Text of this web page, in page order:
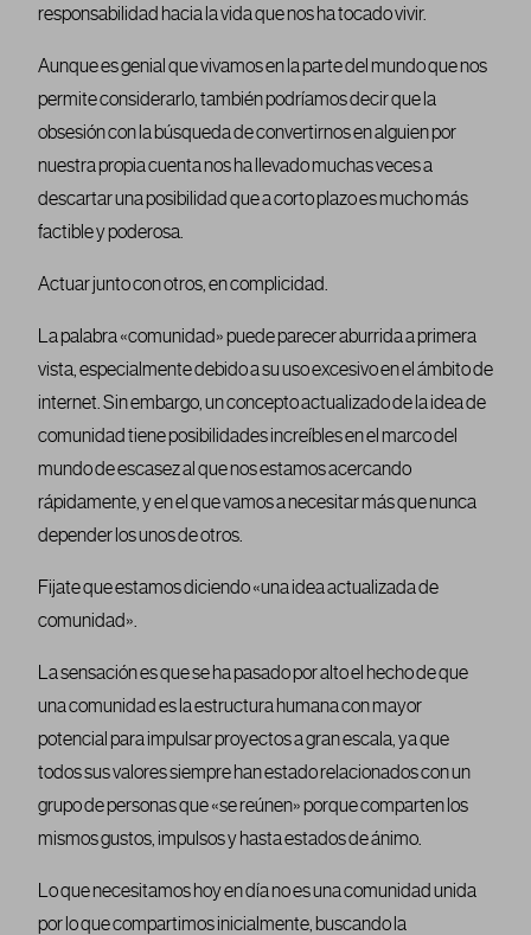
responsabilidad hacia la vida que nos ha tocado vivir.
Aunque es genial que vivamos en la parte del mundo que nos
permite considerarlo, también podríamos decir que la
obsesión con la búsqueda de convertirnos en alguien por
nuestra propia cuenta nos ha llevado muchas veces a
descartar una posibilidad que a corto plazo es mucho más
factible y poderosa.
Actuar junto con otros, en complicidad.
La palabra «comunidad» puede parecer aburrida a primera
vista, especialmente debido a su uso excesivo en el ámbito de
internet. Sin embargo, un concepto actualizado de la idea de
comunidad tiene posibilidades increíbles en el marco del
mundo de escasez al que nos estamos acercando
rápidamente, y en el que vamos a necesitar más que nunca
depender los unos de otros.
Fijate que estamos diciendo «una idea actualizada de
comunidad».
La sensación es que se ha pasado por alto el hecho de que
una comunidad es la estructura humana con mayor
potencial para impulsar proyectos a gran escala, ya que
todos sus valores siempre han estado relacionados con un
grupo de personas que «se reúnen» porque comparten los
mismos gustos, impulsos y hasta estados de ánimo.
Lo que necesitamos hoy en día no es una comunidad unida
por lo que compartimos inicialmente, buscando la